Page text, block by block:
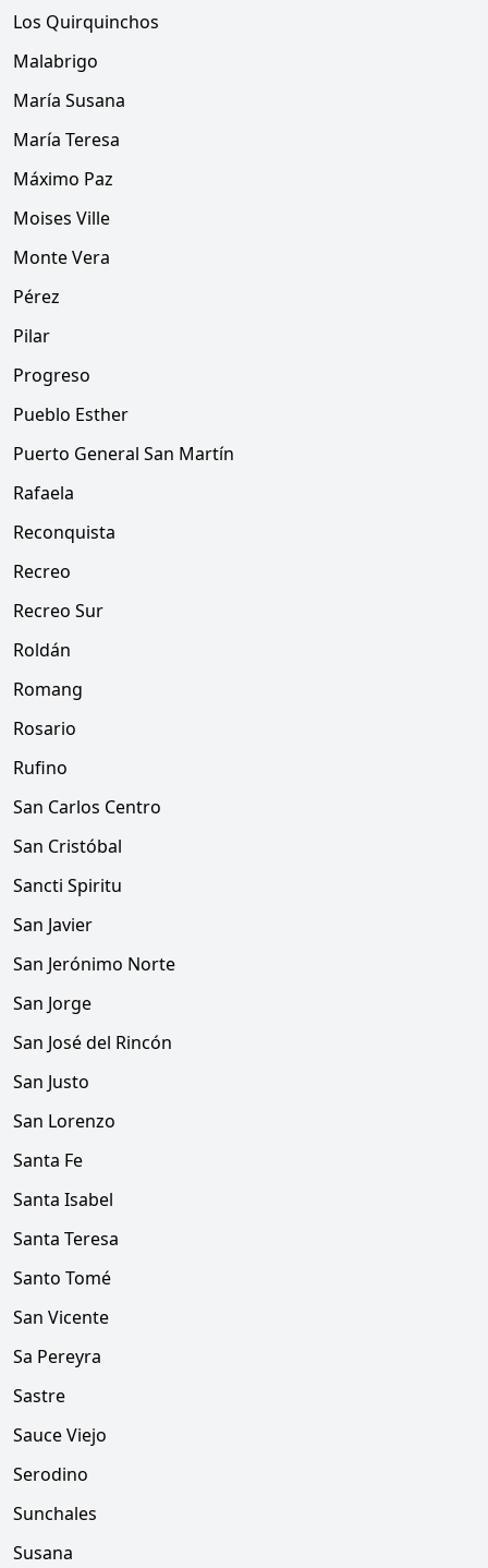
Los Quirquinchos
Malabrigo
María Susana
María Teresa
Máximo Paz
Moises Ville
Monte Vera
Pérez
Pilar
Progreso
Pueblo Esther
Puerto General San Martín
Rafaela
Reconquista
Recreo
Recreo Sur
Roldán
Romang
Rosario
Rufino
San Carlos Centro
San Cristóbal
Sancti Spiritu
San Javier
San Jerónimo Norte
San Jorge
San José del Rincón
San Justo
San Lorenzo
Santa Fe
Santa Isabel
Santa Teresa
Santo Tomé
San Vicente
Sa Pereyra
Sastre
Sauce Viejo
Serodino
Sunchales
Susana